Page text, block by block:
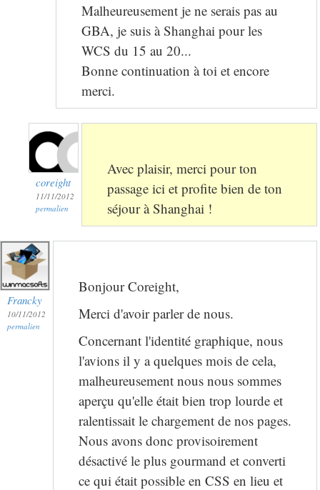
Malheureusement je ne serais pas au
GBA, je suis à Shanghai pour les
WCS du 15 au 20...
Bonne continuation à toi et encore
merci.
coreight
11/11/2012
permalien
Avec plaisir, merci pour ton
passage ici et profite bien de ton
séjour à Shanghai !
Francky
10/11/2012
permalien
Bonjour Coreight,
Merci d'avoir parler de nous.
Concernant l'identité graphique, nous
l'avions il y a quelques mois de cela,
malheureusement nous nous sommes
aperçu qu'elle était bien trop lourde et
ralentissait le chargement de nos pages.
Nous avons donc provisoirement
désactivé le plus gourmand et converti
ce qui était possible en CSS en lieu et